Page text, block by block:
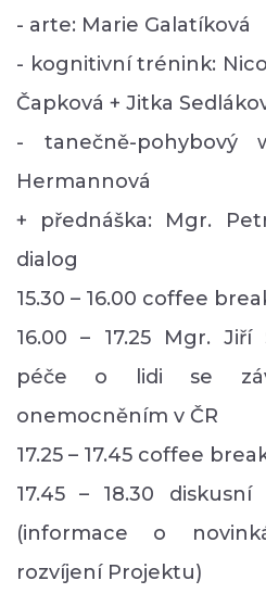
- arte: Marie Galatíková
- kognitivní trénink:
Čapková + Jitka
- tanečně-pohybový
Hermannová
+ přednáška: Mgr.
dialog
15.30 – 16.00 coffee
16.00 – 17.25 Mgr. Jiří
péče o lidi se
onemocněním v ČR
17.25 – 17.45 coffee
17.45 – 18.30 diskusní
(informace o
rozvíjení Projektu)